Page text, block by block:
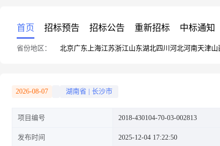
首页 招标预告 招标公告 重新招标 中标通知
省份地区： 北京广东 上海江苏浙江山东湖北四川 河北河南天津山
2026-08-07 湖南省 长沙市
项目编号 2018-430104-70-03-002813
发布时间 2025-12-04 17:22:50